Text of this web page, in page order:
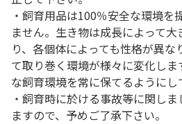
・飼育用品は100％安全な環境を
ません。生き物は成長によって
り、各個体によっても性格が異な
て取り巻く環境が様々に変化し
な飼育環境を常に保てるようにし
・飼育時に於ける事故等に関し
ますので、予めご了承下さい。